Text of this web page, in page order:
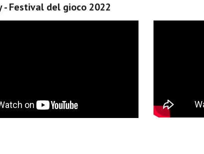
- Festival del gioco 2022